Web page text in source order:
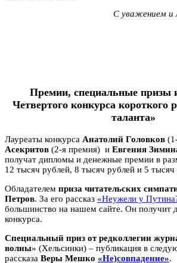
С уважением и
Премии, специальные призы
Четвертого конкурса короткого
таланта»
Лауреаты конкурса Анатолий Головков
Асекритов (2-я премия) и Евгения
получат дипломы и денежные премии в
12 тысяч рублей, 8 тысяч рублей и 5 тысяч
Обладателем приза читательских
Петров. За его рассказ «Неужели у
большинство на нашем сайте. Он получит
конкурса.
Специальный приз от редколлегии
волны» (Хельсинки) – публикация в
рассказа Веры Мешко «Не)совпадение».